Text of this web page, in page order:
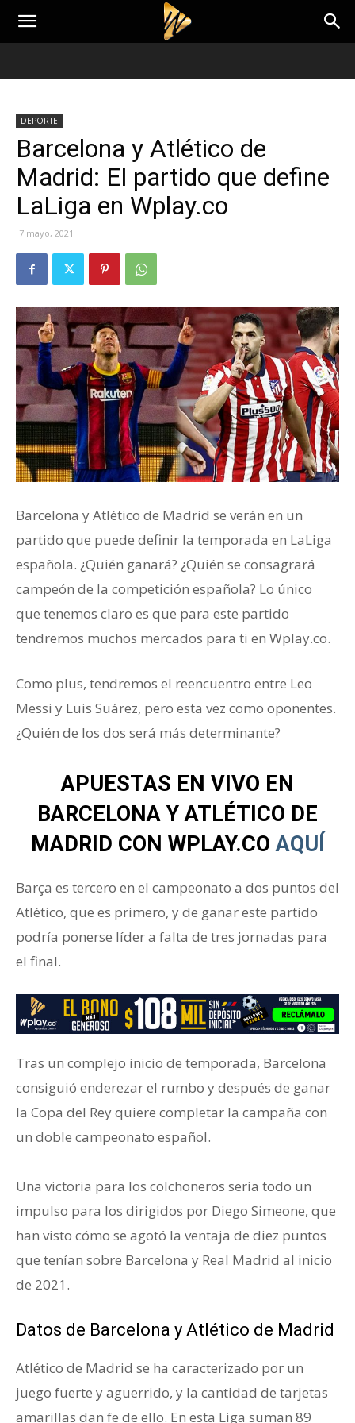
DEPORTE
Barcelona y Atlético de
Madrid: El partido que define
LaLiga en Wplay.co
7 mayo, 2021
Barcelona y Atlético de Madrid se verán en un
partido que puede definir la temporada en LaLiga
española. ¿Quién ganará? ¿Quién se consagrará
campeón de la competición española? Lo único
que tenemos claro es que para este partido
tendremos muchos mercados para ti en Wplay.co.
Como plus, tendremos el reencuentro entre Leo
Messi y Luis Suárez, pero esta vez como oponentes.
¿Quién de los dos será más determinante?
APUESTAS EN VIVO EN
BARCELONA Y ATLÉTICO DE
MADRID CON WPLAY.COAQUÍ
Barça es tercero en el campeonato a dos puntos del
Atlético, que es primero, y de ganar este partido
podría ponerse líder a falta de tres jornadas para
el final.
Tras un complejo inicio de temporada, Barcelona
consiguió enderezar el rumbo y después de ganar
la Copa del Rey quiere completar la campaña con
un doble campeonato español.
Una victoria para los colchoneros sería todo un
impulso para los dirigidos por Diego Simeone, que
han visto cómo se agotó la ventaja de diez puntos
que tenían sobre Barcelona y Real Madrid al inicio
de 2021.
Datos de Barcelona y Atlético de Madrid
Atlético de Madrid se ha caracterizado por un
juego fuerte y aguerrido, y la cantidad de tarjetas
amarillas dan fe de ello. En esta Liga suman 89